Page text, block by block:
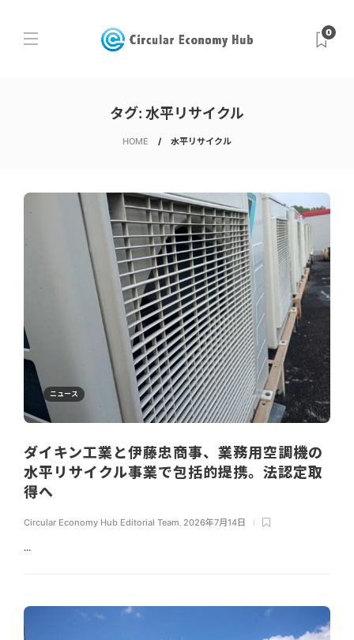
0
タグ: 水平リサイクル
HOME 水平リサイクル
ニュース
ダイキン工業と伊藤忠商事、業務用空調機の
水平リサイクル事業で包括的提携。法認定取
得へ
Circular Economy Hub Editorial Team, 2026年7月14日
...